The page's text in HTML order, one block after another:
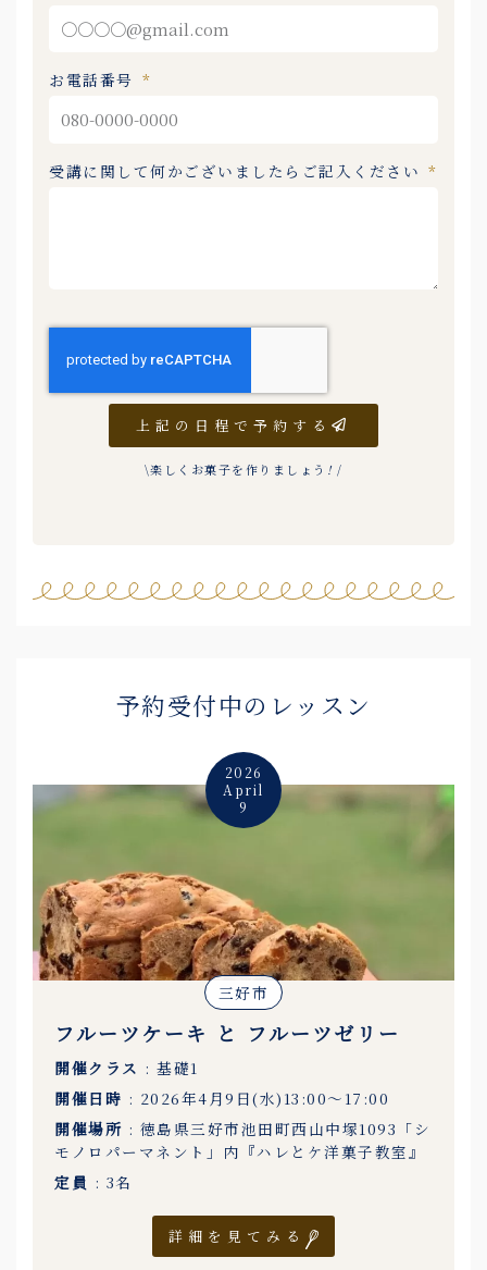
お電話番号
受講に関して何かございましたらご記入ください
上記の日程で予約する
\楽しくお菓子を作りましょう !/
予約受付中のレッスン
2026
April
9
三好市
フルーツケーキ と フルーツゼリー
開催クラス : 基礎1
開催日時 : 2026年4月9日(水)13:00〜17:00
開催場所 : 徳島県三好市池田町西山中塚1093「シ
モノロパーマネント」内『ハレとケ洋菓子教室』
定員 : 3名
詳細を見てみる